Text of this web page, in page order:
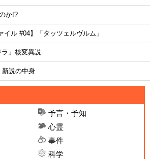
か!?
イル #04】「タッツェルヴルム」
」核変異説
新説の中身
予言・予知
心霊
事件
科学